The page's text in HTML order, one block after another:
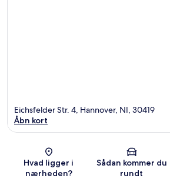
Kort
Eichsfelder Str. 4, Hannover, NI, 30419
Åbn kort
Hvad ligger i
nærheden?
Sådan kommer du
rundt